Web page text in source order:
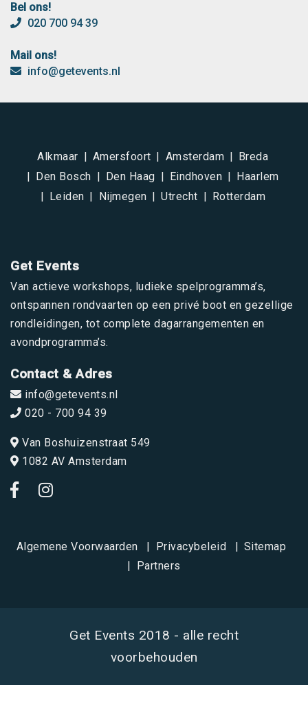
Bel ons!
020 700 94 39
Mail ons!
info@getevents.nl
Alkmaar Amersfoort Amsterdam
Breda
Den Bosch
Den Haag Eindhoven
Haarlem
Leiden
Nijmegen Utrecht Rotterdam
Get Events
Van actieve workshops, ludieke spelprogramma’s,
ontspannen rondvaarten op een privé boot en gezellige
rondleidingen, tot complete dagarrangementen en
avondprogramma’s.
Contact & Adres
info@getevents.nl
020 - 700 94 39
Van Boshuizenstraat 549
1082 AV Amsterdam
Algemene Voorwaarden Privacybeleid
Sitemap
Partners
Get Events 2018 - alle recht
voorbehouden